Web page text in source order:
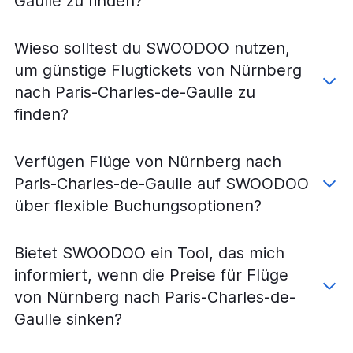
Flüge von Köln nach Paris-Charles-de-Gaulle
Flüge von Köln nach Paris-Orly
Flüge von Köln nach Beauvais Tille
Flüge von Hannover nach Paris-Charles-de-Gaulle
Flüge von Münster nach Paris-Charles-de-Gaulle
Flüge von Dortmund nach Paris-Charles-de-Gaulle
Flüge von Dortmund nach Beauvais Tille
Flüge von Memmingen nach Beauvais Tille
Flüge von Erfurt nach Paris-Charles-de-Gaulle
Wieso solltest du SWOODOO nutzen,
um günstige Flugtickets von Nürnberg
nach Paris-Charles-de-Gaulle zu
finden?
Verfügen Flüge von Nürnberg nach
Paris-Charles-de-Gaulle auf SWOODOO
über flexible Buchungsoptionen?
Bietet SWOODOO ein Tool, das mich
informiert, wenn die Preise für Flüge
von Nürnberg nach Paris-Charles-de-
Gaulle sinken?